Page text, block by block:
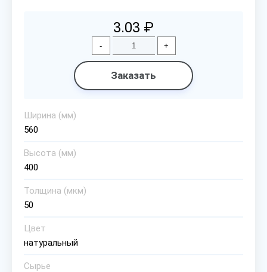
3.03 ₽
- +
Заказать
Ширина (мм)
560
Высота (мм)
400
Толщина (мкм)
50
Цвет
натуральный
Сырье